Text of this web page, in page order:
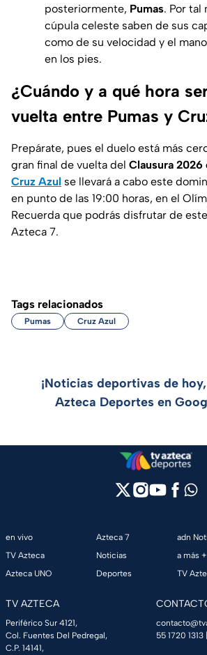
posteriormente, Pumas. Por tal
cúpula celeste saben de sus
como de su velocidad y el
en los pies.
¿Cuándo y a qué hora
vuelta entre Pumas y
Prepárate, pues el duelo está más
gran final de vuelta del Clausura 2026
Cruz Azul se llevará a cabo este
en punto de las 19:00 horas, en el
Recuerda que podrás disfrutar de
Azteca 7.
Tags relacionados
Pumas Cruz Azul
¡Noticias deportivas de
Azteca Deportes en
en vivo
TV Azteca
Azteca UNO
Azteca 7
Noticias
Deportes
adn
a más +
TV
TV AZTECA
Periférico Sur 4121,
Col. Fuentes Del Pedregal,
C.P. 14141,
55 1720 1313